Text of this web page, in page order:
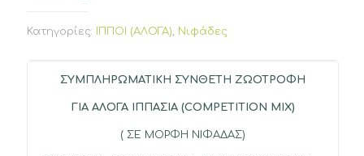
Κατηγορίες: ΙΠΠΟΙ (ΑΛΟΓΑ), Νιφάδες
ΣΥΜΠΛΗΡΩΜΑΤΙKH ΣΥΝΘΕΤΗ ΖΩΟΤΡΟΦΗ
ΓΙΑ ΑΛΟΓΑ ΙΠΠΑΣΙΑ (COMPETITION MIX)
( ΣΕ ΜΟΡΦΗ ΝΙΦΑΔΑΣ)